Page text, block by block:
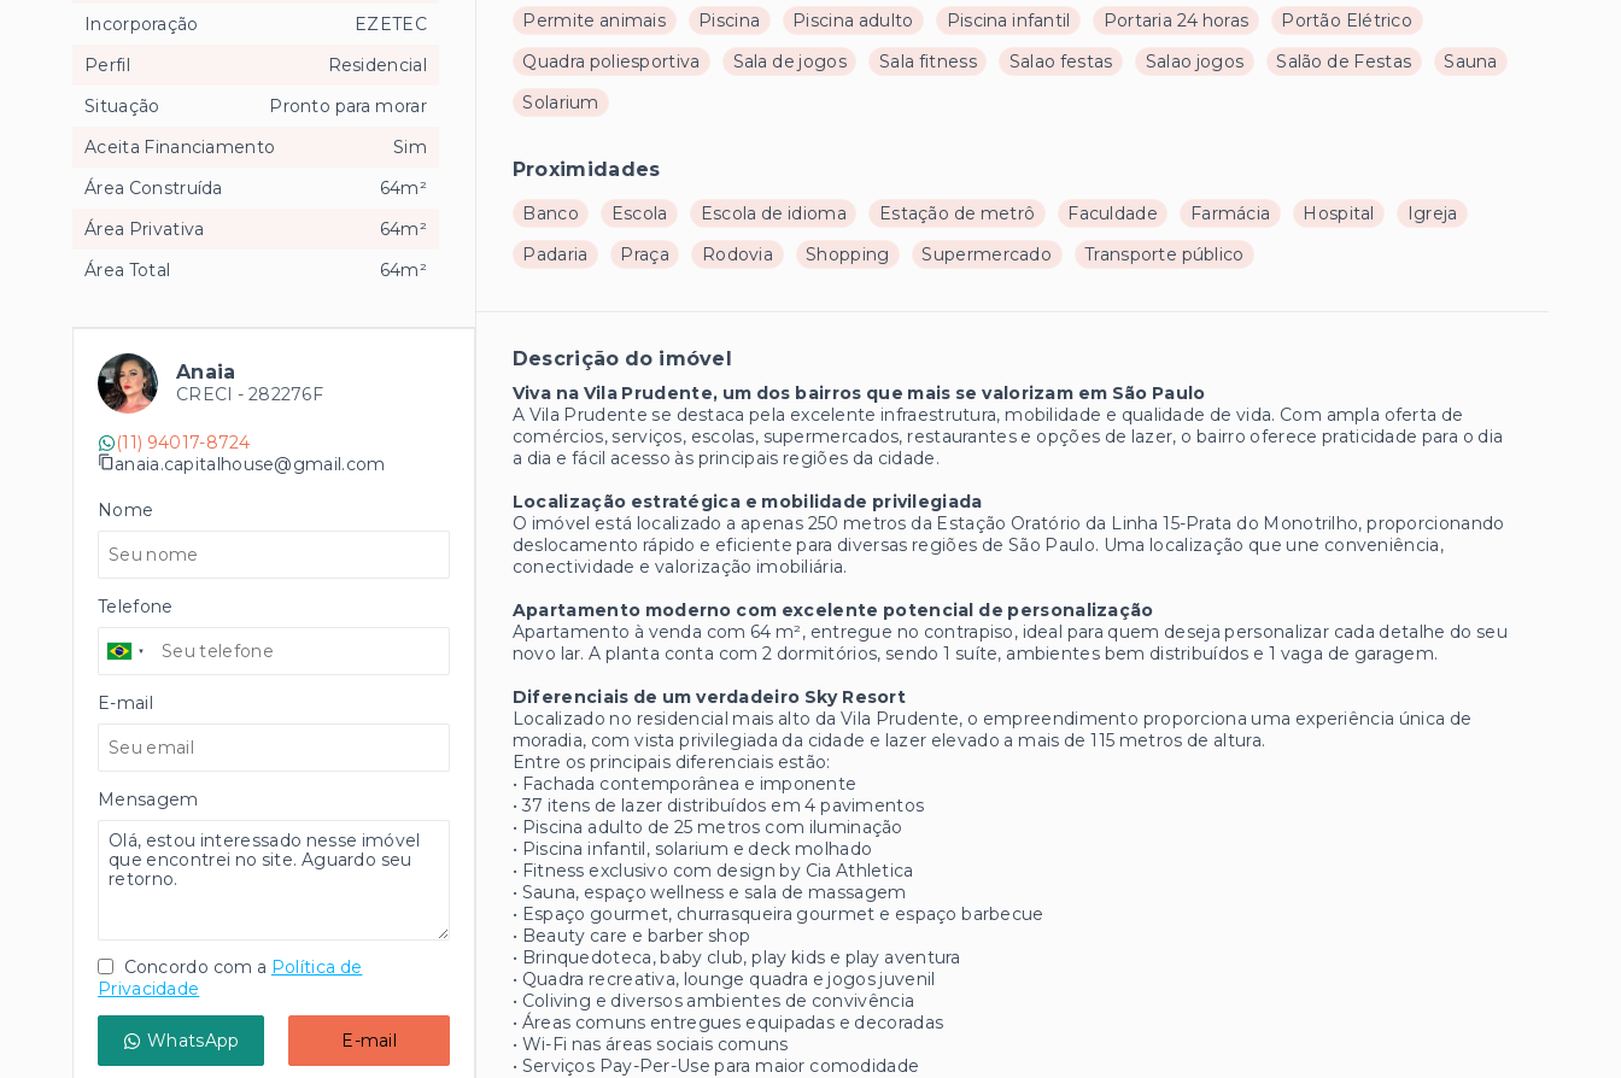
Permite animais
Piscina Piscina adulto Piscina infantil Portaria 24 horas
Portão Elétrico
Quadra poliesportiva
Sala de jogos Sala fitness Salao festas Salao jogos Salão de Festas
Sauna
Solarium
Proximidades
Banco Escola Escola de idioma Estação de metrô Faculdade Farmácia Hospital
Igreja
Padaria
Praça Rodovia Shopping Supermercado Transporte público
Descrição do imóvel
Viva na Vila Prudente, um dos bairros que mais se valorizam em São Paulo
A Vila Prudente se destaca pela excelente infraestrutura, mobilidade e qualidade de vida. Com ampla oferta de
comércios, serviços, escolas, supermercados, restaurantes e opções de lazer, o bairro oferece praticidade para o dia
a dia e fácil acesso às principais regiões da cidade.
Localização estratégica e mobilidade privilegiada
O imóvel está localizado a apenas 250 metros da Estação Oratório da Linha 15-Prata do Monotrilho, proporcionando
deslocamento rápido e eficiente para diversas regiões de São Paulo. Uma localização que une conveniência,
conectividade e valorização imobiliária.
Apartamento moderno com excelente potencial de personalização
Apartamento à venda com 64 m², entregue no contrapiso, ideal para quem deseja personalizar cada detalhe do seu
novo lar. A planta conta com 2 dormitórios, sendo 1 suíte, ambientes bem distribuídos e 1 vaga de garagem.
Diferenciais de um verdadeiro Sky Resort
Localizado no residencial mais alto da Vila Prudente, o empreendimento proporciona uma experiência única de
moradia, com vista privilegiada da cidade e lazer elevado a mais de 115 metros de altura.
Entre os principais diferenciais estão:
• Fachada contemporânea e imponente
• 37 itens de lazer distribuídos em 4 pavimentos
• Piscina adulto de 25 metros com iluminação
• Piscina infantil, solarium e deck molhado
• Fitness exclusivo com design by Cia Athletica
• Sauna, espaço wellness e sala de massagem
• Espaço gourmet, churrasqueira gourmet e espaço barbecue
• Beauty care e barber shop
• Brinquedoteca, baby club, play kids e play aventura
• Quadra recreativa, lounge quadra e jogos juvenil
• Coliving e diversos ambientes de convivência
• Áreas comuns entregues equipadas e decoradas
• Wi-Fi nas áreas sociais comuns
• Serviços Pay-Per-Use para maior comodidade
Incorporação
EZETEC
Perfil
Residencial
Situação
Pronto para morar
Aceita Financiamento
Sim
Área Construída
64m²
Área Privativa
64m²
Área Total
64m²
Anaia
CRECI - 282276F
(11) 94017-8724
anaia.capitalhouse@gmail.com
Nome
Telefone
E-mail
Mensagem
Concordo com a Política de
Privacidade
WhatsApp E-mail